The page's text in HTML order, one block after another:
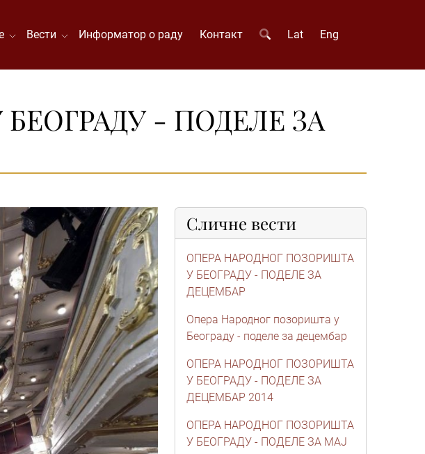
Вести Информатор о раду Контакт Lat Eng
- ПОДЕЛЕ ЗА
Сличне вести
ОПЕРА НАРОДНОГ ПОЗОРИШТА
У БЕОГРАДУ - ПОДЕЛЕ ЗА
ДЕЦЕМБАР
Опера Народног позоришта у
Београду - поделе за децембар
ОПЕРА НАРОДНОГ ПОЗОРИШТА
У БЕОГРАДУ - ПОДЕЛЕ ЗА
ДЕЦЕМБАР 2014
ОПЕРА НАРОДНОГ ПОЗОРИШТА
У БЕОГРАДУ - ПОДЕЛЕ ЗА МАЈ